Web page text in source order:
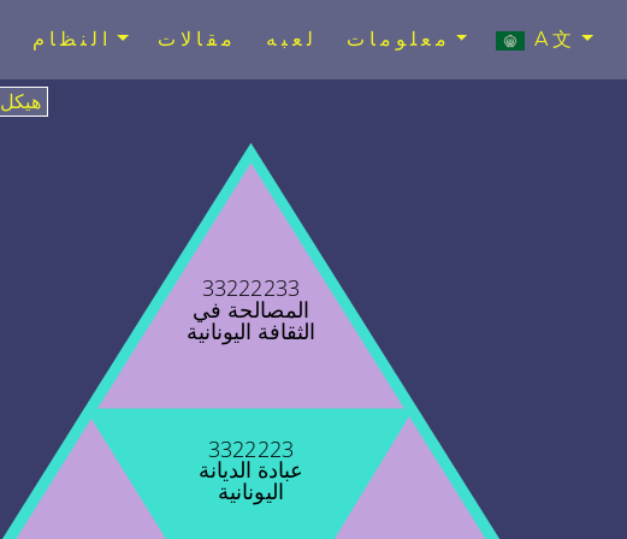
النظام مقالات لعبه معلومات A文
هيكل
3322223
عبادة الديانة
اليونانية
33222233
المصالحة في
الثقافة اليونانية